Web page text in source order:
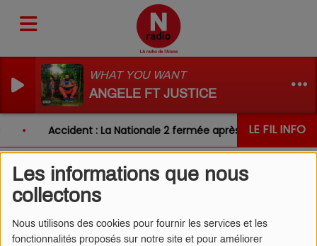
Les informations que nous
collectons
Nous utilisons des cookies pour fournir les services et les
fonctionnalités proposés sur notre site et pour améliorer
WHAT YOU WANT
ANGELE FT JUSTICE
LE FIL INFO
Accident : La Nationale 2 fermée après un choc entre
L'ŒIL DE CÉDRIC 18/05/2026
- LES RATS